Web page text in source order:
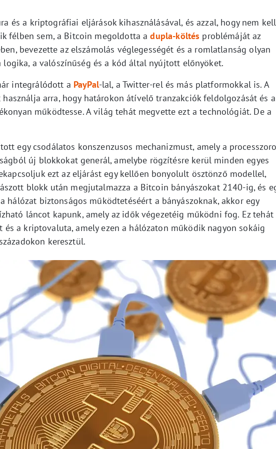
és a kriptográfiai eljárások kihasználásával, és azzal, hogy nem kell
félben sem, a Bitcoin megoldotta adupla-költés problémáját az
bevezette az elszámolás véglegességét és a romlatlanság olyan
logika, a valószínűség és a kód által nyújtott előnyöket.
integrálódott a PayPal-lal, a Twitter-rel és más platformokkal is. A
arra, hogy határokon átívelő tranzakciók feldolgozását és a
működtesse. A világ tehát megvette ezt a technológiát. De a
egy csodálatos konszenzusos mechanizmust, amely a
új blokkokat generál, amelybe rögzítésre kerül minden egyes
ezt az eljárást egy kellően bonyolult ösztönző modellel,
blokk után megjutalmazza a Bitcoin bányászokat 2140-ig, és
hálózat biztonságos működtetéséért a bányászoknak, akkor egy
láncot kapunk, amely az idők végezetéig működni fog. Ez tehát
és a kriptovaluta, amely ezen a hálózaton működik nagyon sokáig
keresztül.